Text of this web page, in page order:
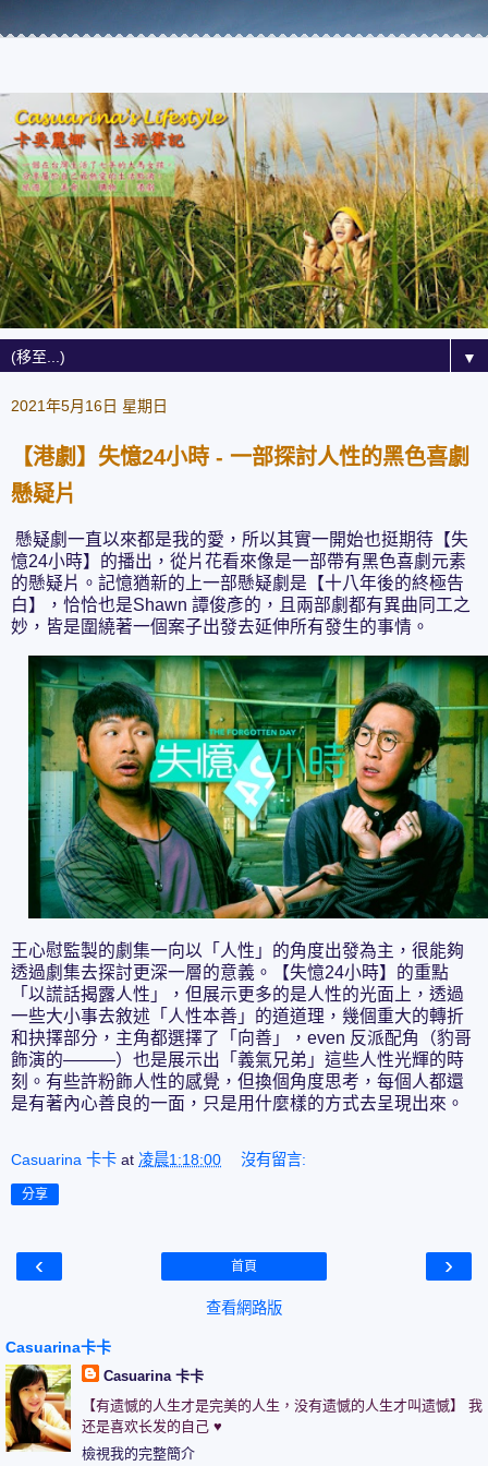
▼
2021年5月16日 星期日
【港劇】失憶24小時 - 一部探討人性的黑色喜劇
懸疑片
懸疑劇一直以來都是我的愛，所以其實一開始也挺期待【失
憶24小時】的播出，從片花看來像是一部帶有黑色喜劇元素
的懸疑片。記憶猶新的上一部懸疑劇是【十八年後的終極告
白】，恰恰也是Shawn 譚俊彥的，且兩部劇都有異曲同工之
妙，皆是圍繞著一個案子出發去延伸所有發生的事情。
王心慰監製的劇集一向以「人性」的角度出發為主，很能夠
透過劇集去探討更深一層的意義。【失憶24小時】的重點
「以謊話揭露人性」，但展示更多的是人性的光面上，透過
一些大小事去敘述「人性本善」的道道理，幾個重大的轉折
和抉擇部分，主角都選擇了「向善」，even 反派配角（豹哥
飾演的———）也是展示出「義氣兄弟」這些人性光輝的時
刻。有些許粉飾人性的感覺，但換個角度思考，每個人都還
是有著內心善良的一面，只是用什麼樣的方式去呈現出來。
Casuarina 卡卡 at 凌晨1:18:00 沒有留言:
分享
‹ ›
首頁
查看網路版
Casuarina卡卡
Casuarina 卡卡
【有遗憾的人生才是完美的人生，没有遗憾的人生才叫遗憾】 我
还是喜欢长发的自己 ♥
檢視我的完整簡介